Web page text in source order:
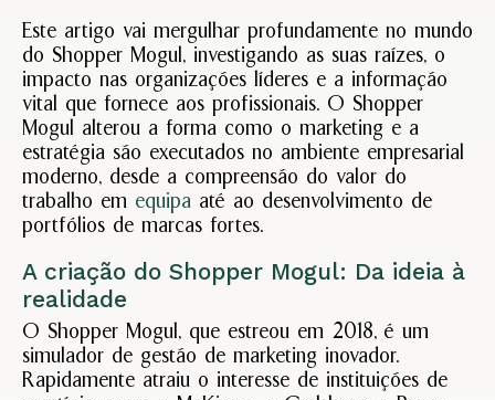
Este artigo vai mergulhar profundamente no mundo
do Shopper Mogul, investigando as suas raízes, o
impacto nas organizações líderes e a informação
vital que fornece aos profissionais. O Shopper
Mogul alterou a forma como o marketing e a
estratégia são executados no ambiente empresarial
moderno, desde a compreensão do valor do
trabalho em equipa até ao desenvolvimento de
portfólios de marcas fortes.
A criação do Shopper Mogul: Da ideia à
realidade
O Shopper Mogul, que estreou em 2018, é um
simulador de gestão de marketing inovador.
Rapidamente atraiu o interesse de instituições de
Ler
9,